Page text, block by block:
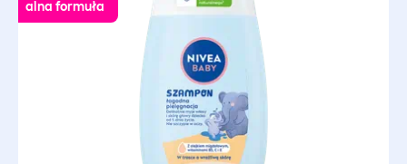
Regenerujący
Rekomendowany przez dematologów
Rewitalizujący
alna formuła